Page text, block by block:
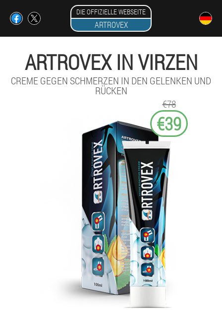
DIE OFFIZIELLE WEBSEITE
ARTROVEX
ARTROVEX IN VIRZEN
CREME GEGEN SCHMERZEN IN DEN GELENKEN UND
RÜCKEN
€78
€39